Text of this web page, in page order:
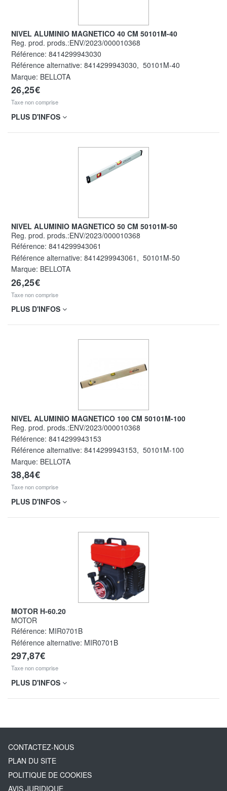
NIVEL ALUMINIO MAGNETICO 40 CM 50101M-40
Reg. prod. prods.:ENV/2023/000010368
Référence: 8414299943030
Référence alternative: 8414299943030, 50101M-40
Marque: BELLOTA
26,25€
Taxe non comprise
PLUS D'INFOS
NIVEL ALUMINIO MAGNETICO 50 CM 50101M-50
Reg. prod. prods.:ENV/2023/000010368
Référence: 8414299943061
Référence alternative: 8414299943061 , 50101M-50
Marque: BELLOTA
26,25€
Taxe non comprise
PLUS D'INFOS
NIVEL ALUMINIO MAGNETICO 100 CM 50101M-100
Reg. prod. prods.:ENV/2023/000010368
Référence: 8414299943153
Référence alternative: 8414299943153, 50101M-100
Marque: BELLOTA
38,84€
Taxe non comprise
PLUS D'INFOS
MOTOR H-60.20
MOTOR
Référence: MIR0701B
Référence alternative: MIR0701B
297,87€
Taxe non comprise
PLUS D'INFOS
CONTACTEZ-NOUS
PLAN DU SITE
POLITIQUE DE COOKIES
AVIS JURIDIQUE